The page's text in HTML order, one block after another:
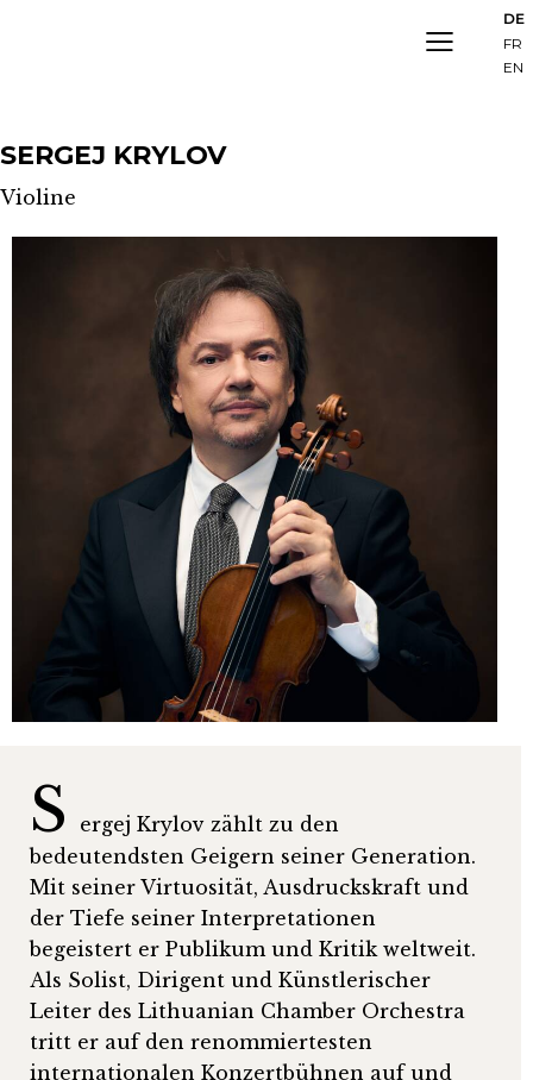
DE
FR
EN
SERGEJ KRYLOV
Violine
S
ergej Krylov zählt zu den
bedeutendsten Geigern seiner Generation.
Mit seiner Virtuosität, Ausdruckskraft und
der Tiefe seiner Interpretationen
begeistert er Publikum und Kritik weltweit.
Als Solist, Dirigent und Künstlerischer
Leiter des Lithuanian Chamber Orchestra
tritt er auf den renommiertesten
internationalen Konzertbühnen auf und